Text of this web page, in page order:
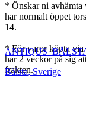
* Önskar ni avhämta
har normalt öppet
14.
* För varor köpta via
har 2 veckor på sig
frakten.
Bålsta,Sverige